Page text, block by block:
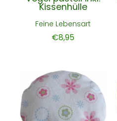
Kissenhülle
Feine Lebensart
€8,95